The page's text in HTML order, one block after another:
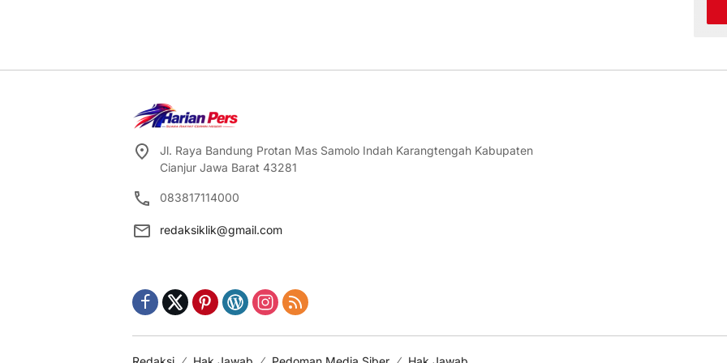
Jl. Raya Bandung Protan Mas Samolo Indah Karangtengah Kabupaten
Cianjur Jawa Barat 43281
083817114000
redaksiklik@gmail.com